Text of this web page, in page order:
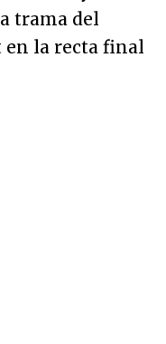
trama del
en la recta final